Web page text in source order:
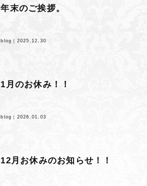
年末のご挨拶。
blog｜ 2025.12.30
1月のお休み！！
blog｜ 2026.01.03
12月お休みのお知らせ！！